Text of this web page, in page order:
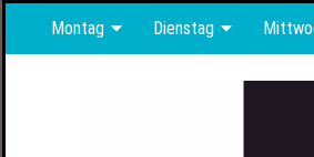
Montag Dienstag